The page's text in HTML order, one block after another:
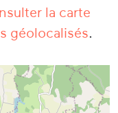
la carte
géolocalisés.